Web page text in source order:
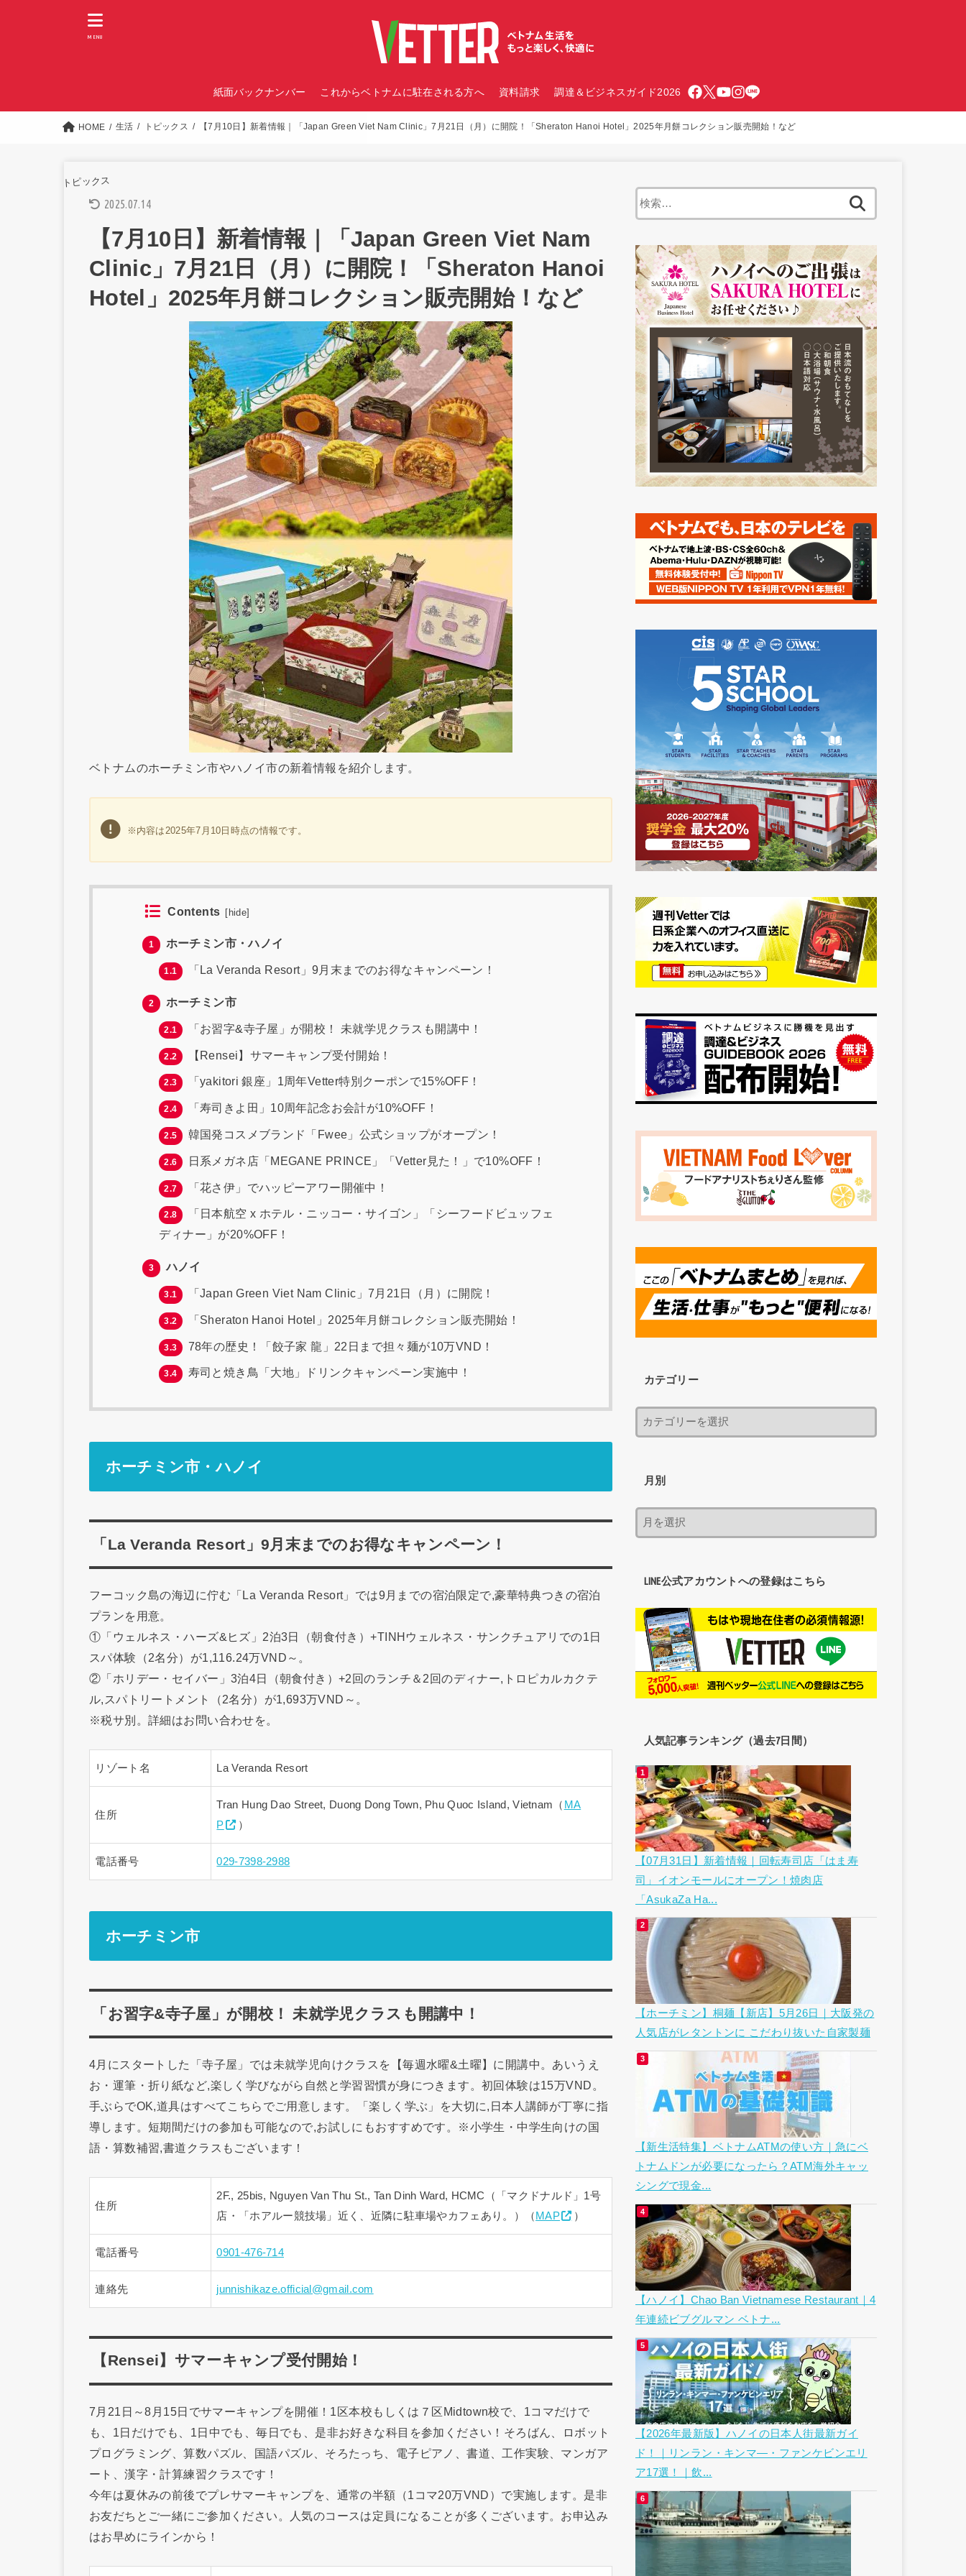
紙面バックナンバー これからベトナムに駐在される方へ 資料請求 調達＆ビジネスガイド2026
MENU
HOME 生活 トピックス 【7月10日】新着情報｜「Japan Green Viet Nam Clinic」7月21日（月）に開院！「Sheraton Hanoi Hotel」2025年月餅コレクション販売開始！など
トピックス
2025.07.14
【7月10日】新着情報｜「Japan Green Viet Nam
Clinic」7月21日（月）に開院！「Sheraton Hanoi
Hotel」2025年月餅コレクション販売開始！など
ベトナムのホーチミン市やハノイ市の新着情報を紹介します。
※内容は2025年7月10日時点の情報です。
Contents [ hide]
1 ホーチミン市・ハノイ
1.1 「La Veranda Resort」9月末までのお得なキャンペーン！
2 ホーチミン市
2.1 「お習字&寺子屋」が開校！ 未就学児クラスも開講中！
2.2 【Rensei】サマーキャンプ受付開始！
2.3 「yakitori 銀座」1周年Vetter特別クーポンで15%OFF！
2.4 「寿司きよ田」10周年記念お会計が10%OFF！
2.5 韓国発コスメブランド「Fwee」公式ショップがオープン！
2.6 日系メガネ店「MEGANE PRINCE」「Vetter見た！」で10%OFF！
2.7 「花さ伊」でハッピーアワー開催中！
2.8
「日本航空 x ホテル・ニッコー・サイゴン」「シーフードビュッフェ
ディナー」が20%OFF！
3 ハノイ
3.1 「Japan Green Viet Nam Clinic」7月21日（月）に開院！
3.2 「Sheraton Hanoi Hotel」2025年月餅コレクション販売開始！
3.3 78年の歴史！「餃子家 龍」22日まで担々麺が10万VND！
3.4 寿司と焼き鳥「大地」ドリンクキャンペーン実施中！
ホーチミン市・ハノイ
「La Veranda Resort」9月末までのお得なキャンペーン！
フーコック島の海辺に佇む「La Veranda Resort」では9月までの宿泊限定で,豪華特典つきの宿泊
プランを用意。
①「ウェルネス・ハーズ&ヒズ」2泊3日（朝食付き）+TINHウェルネス・サンクチュアリでの1日
スパ体験（2名分）が1,116.24万VND～。
②「ホリデー・セイバー」3泊4日（朝食付き）+2回のランチ＆2回のディナー,トロピカルカクテ
ル,スパトリートメント（2名分）が1,693万VND～。
※税サ別。詳細はお問い合わせを。
リゾート名 La Veranda Resort
住所
Tran Hung Dao Street, Duong Dong Town, Phu Quoc Island, Vietnam（ MA
P
）
電話番号 029-7398-2988
ホーチミン市
「お習字&寺子屋」が開校！ 未就学児クラスも開講中！
4月にスタートした「寺子屋」では未就学児向けクラスを【毎週水曜&土曜】に開講中。あいうえ
お・運筆・折り紙など,楽しく学びながら自然と学習習慣が身につきます。初回体験は15万VND。
手ぶらでOK,道具はすべてこちらでご用意します。「楽しく学ぶ」を大切に,日本人講師が丁寧に指
導します。短期間だけの参加も可能なので,お試しにもおすすめです。※小学生・中学生向けの国
語・算数補習,書道クラスもございます！
住所
2F., 25bis, Nguyen Van Thu St., Tan Dinh Ward, HCMC（「マクドナルド」1号
店・「ホアルー競技場」近く、近隣に駐車場やカフェあり。）（ MAP ）
電話番号 0901-476-714
連絡先 junnishikaze.official@gmail.com
【Rensei】サマーキャンプ受付開始！
7月21日～8月15日でサマーキャンプを開催！1区本校もしくは７区Midtown校で、1コマだけで
も、1日だけでも、1日中でも、毎日でも、是非お好きな科目を参加ください！そろばん、ロボット
プログラミング、算数パズル、国語パズル、そろたっち、電子ピアノ、書道、工作実験、マンガア
ート、漢字・計算練習クラスです！
今年は夏休みの前後でプレサマーキャンプを、通常の半額（1コマ20万VND）で実施します。是非
お友だちとご一緒にご参加ください。人気のコースは定員になることが多くございます。お申込み
はお早めにラインから！
カテゴリー
月別
LINE公式アカウントへの登録はこちら
人気記事ランキング（過去7日間）
【07月31日】新着情報｜回転寿司店「はま寿
司」イオンモールにオープン！焼肉店
「AsukaZa Ha...
【ホーチミン】桐麺【新店】5月26日｜大阪発の
人気店がレタントンに こだわり抜いた自家製麺
【新生活特集】ベトナムATMの使い方｜急にベ
トナムドンが必要になったら？ATM海外キャッ
シングで現金...
【ハノイ】Chao Ban Vietnamese Restaurant｜4
年連続ビブグルマン ベトナ...
【2026年最新版】ハノイの日本人街最新ガイ
ド！｜リンラン・キンマ―・ファンケビンエリ
ア17選！｜飲...